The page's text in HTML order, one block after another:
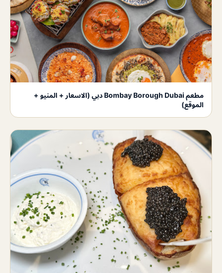
مطعم Bombay Borough Dubai دبي (الاسعار + المنيو +
الموقع)